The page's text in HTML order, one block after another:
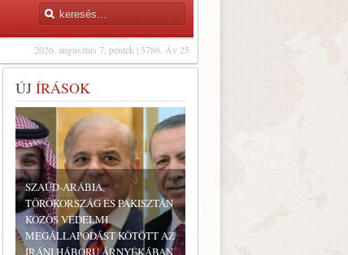
2026. augusztus 7, péntek | 5786. Áv 25
ÚJ ÍRÁSOK
SZAÚD-ARÁBIA,
TÖRÖKORSZÁG ÉS PAKISZTÁN
KÖZÖS VÉDELMI
MEGÁLLAPODÁST KÖTÖTT AZ
IRÁNI HÁBORÚ ÁRNYÉKÁBAN